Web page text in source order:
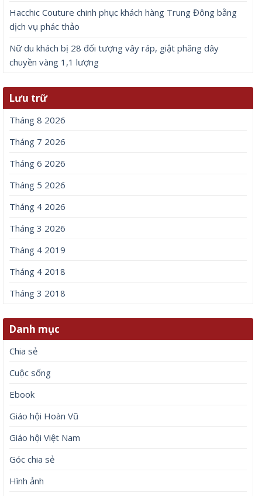
Hacchic Couture chinh phục khách hàng Trung Đông bằng
dịch vụ phác thảo
Nữ du khách bị 28 đối tượng vây ráp, giật phăng dây
chuyền vàng 1,1 lượng
Lưu trữ
Tháng 8 2026
Tháng 7 2026
Tháng 6 2026
Tháng 5 2026
Tháng 4 2026
Tháng 3 2026
Tháng 4 2019
Tháng 4 2018
Tháng 3 2018
Danh mục
Chia sẻ
Cuộc sống
Ebook
Giáo hội Hoàn Vũ
Giáo hội Việt Nam
Góc chia sẻ
Hình ảnh